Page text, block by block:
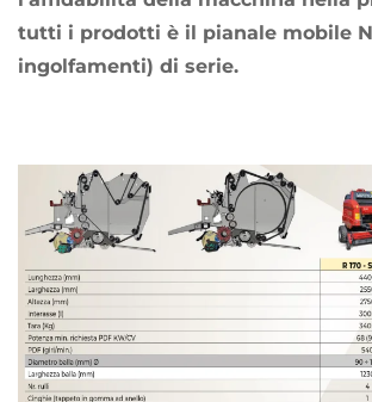
tutti i prodotti è il pianale mobile
ingolfamenti) di serie.